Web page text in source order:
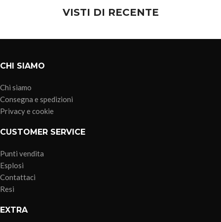
VISTI DI RECENTE
CHI SIAMO
Chi siamo
Consegna e spedizioni
Privacy e cookie
CUSTOMER SERVICE
Punti vendita
Esplosi
Contattaci
Resi
EXTRA